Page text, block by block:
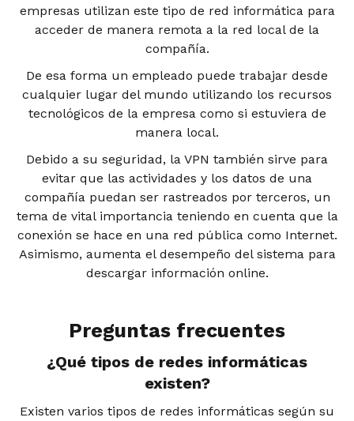
empresas utilizan este tipo de red informática para
acceder de manera remota a la red local de la
compañía.
De esa forma un empleado puede trabajar desde
cualquier lugar del mundo utilizando los recursos
tecnológicos de la empresa como si estuviera de
manera local.
Debido a su seguridad, la VPN también sirve para
evitar que las actividades y los datos de una
compañía puedan ser rastreados por terceros, un
tema de vital importancia teniendo en cuenta que la
conexión se hace en una red pública como Internet.
Asimismo, aumenta el desempeño del sistema para
descargar información online.
Preguntas frecuentes
¿Qué tipos de redes informáticas
existen?
Existen varios tipos de redes informáticas según su